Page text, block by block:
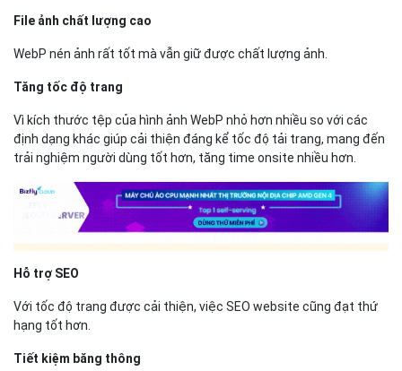
File ảnh chất lượng cao
WebP nén ảnh rất tốt mà vẫn giữ được chất lượng ảnh.
Tăng tốc độ trang
Vì kích thước tệp của hình ảnh WebP nhỏ hơn nhiều so với các
định dạng khác giúp cải thiện đáng kể tốc độ tải trang, mang đến
trải nghiệm người dùng tốt hơn, tăng time onsite nhiều hơn.
Hỗ trợ SEO
Với tốc độ trang được cải thiện, việc SEO website cũng đạt thứ
hạng tốt hơn.
Tiết kiệm băng thông